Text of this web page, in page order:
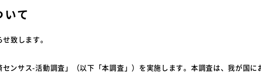
て
致します。
ンサス-活動調査」（以下「本調査」）を実施します。本調査は、我が国に